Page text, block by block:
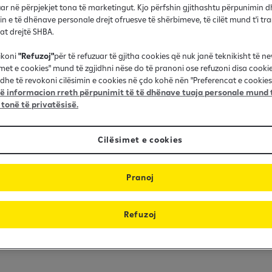
për miqtë, familjen
atyre bankën tënde
në përpjekjet tona të marketingut. Kjo përfshin gjithashtu përpunimin
e të dhënave personale drejt ofruesve të shërbimeve, të cilët mund t'i
drejtë SHBA.
"Refuzoj"për të refuzuar të gjitha cookies që nuk janë teknikisht të
e cookies" mund të zgjidhni nëse do të pranoni ose refuzoni disa
të revokoni cilësimin e cookies në çdo kohë nën "Preferencat e
informacion rreth përpunimit të të dhënave tuaja personale mund
të privatësisë.
Cilësimet e cookies
Refuzoj
Pranoj